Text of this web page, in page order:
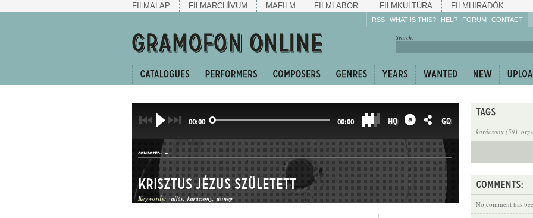
FILMALAP FILMARCHÍVUM MAFILM FILMLABOR FILMKULTÚRA FILMHIRADÓK
RSS WHAT IS THIS? HELP
Enrich!
Share!
FORUM CONTACT
Search:
karácsony (59),
No comment has
00:00 00:00 HQ GO
COMPOSER: -
Krisztus Jézus született
Keywords: vallás karácsony ünnep